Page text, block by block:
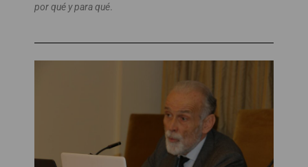
por qué y para qué.